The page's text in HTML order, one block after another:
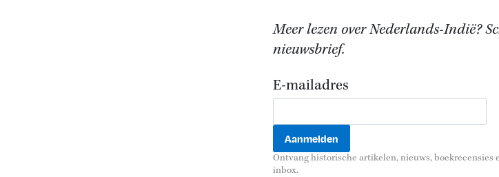
Meer lezen over Nederlands-Indië?
nieuwsbrief.
E-mailadres
Ontvang historische artikelen, nieuws,
inbox.